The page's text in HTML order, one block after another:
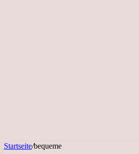
Startseite/bequeme